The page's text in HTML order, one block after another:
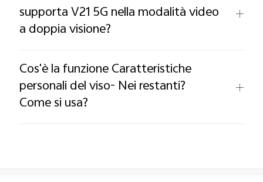
supporta V21 5G nella modalità video
a doppia visione?
Cos'è la funzione Caratteristiche
personali del viso- Nei restanti?
Come si usa?